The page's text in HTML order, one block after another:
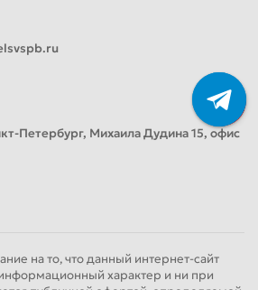
Петербург, Михаила Дудина 15, офис
на то, что данный интернет-сайт
характер и ни при